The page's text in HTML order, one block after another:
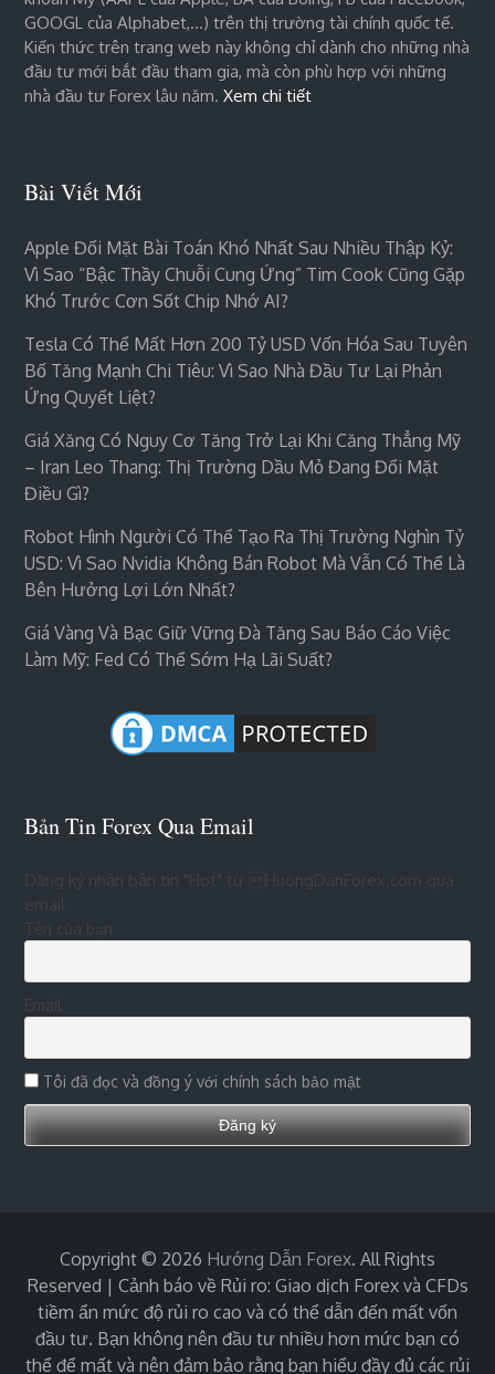
GOOGL của Alphabet,…) trên thị trường tài chính quốc tế.
Kiến thức trên trang web này không chỉ dành cho những nhà
đầu tư mới bắt đầu tham gia, mà còn phù hợp với những
nhà đầu tư Forex lâu năm.Xem chi tiết
Bài Viết Mới
Apple Đối Mặt Bài Toán Khó Nhất Sau Nhiều Thập Kỷ:
Vì Sao “bậc Thầy Chuỗi Cung Ứng” Tim Cook Cũng Gặp
Khó Trước Cơn Sốt Chip Nhớ AI?
Tesla Có Thể Mất Hơn 200 Tỷ USD Vốn Hóa Sau Tuyên
Bố Tăng Mạnh Chi Tiêu: Vì Sao Nhà Đầu Tư Lại Phản
Ứng Quyết Liệt?
Giá Xăng Có Nguy Cơ Tăng Trở Lại Khi Căng Thẳng Mỹ
– Iran Leo Thang: Thị Trường Dầu Mỏ Đang Đối Mặt
Điều Gì?
Robot Hình Người Có Thể Tạo Ra Thị Trường Nghìn Tỷ
USD: Vì Sao Nvidia Không Bán Robot Mà Vẫn Có Thể Là
Bên Hưởng Lợi Lớn Nhất?
Giá Vàng Và Bạc Giữ Vững Đà Tăng Sau Báo Cáo Việc
Làm Mỹ: Fed Có Thể Sớm Hạ Lãi Suất?
Bản Tin Forex Qua Email
Đăng ký nhận bản tin "Hot" từ HuongDanForex.com qua
Tên của bạn
Tôi đã đọc và đồng ý với chính sách bảo mật
Copyright © 2026 Hướng Dẫn Forex. All Rights
Reserved | Cảnh báo về Rủi ro: Giao dịch Forex và CFDs
tiềm ẩn mức độ rủi ro cao và có thể dẫn đến mất vốn
đầu tư. Bạn không nên đầu tư nhiều hơn mức bạn có
thể để mất và nên đảm bảo rằng bạn hiểu đầy đủ các rủi